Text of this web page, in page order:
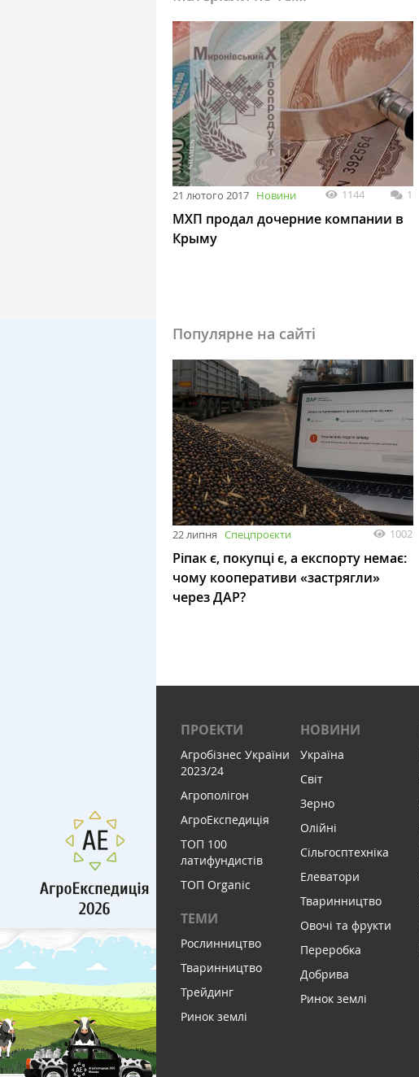
21 лютого 2017 Новини 1144 1
МХП продал дочерние компании в
Крыму
Популярне на сайті
22 липня Спецпроєкти 1002
Ріпак є, покупці є, а експорту немає:
чому кооперативи «застрягли»
через ДАР?
ПРОЕКТИ
Агробізнес України
2023/24
Агрополігон
АгроЕкспедиція
ТОП 100
латифундистів
ТОП Organic
ТЕМИ
Рослинництво
Тваринництво
Трейдинг
Ринок землі
НОВИНИ
Україна
Світ
Зерно
Олійні
Сільгосптехніка
Елеватори
Тваринництво
Овочі та фрукти
Переробка
Добрива
Ринок землі